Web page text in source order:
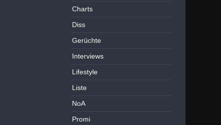
Charts
Diss
Gerüchte
Interviews
Lifestyle
Liste
NoA
Promi